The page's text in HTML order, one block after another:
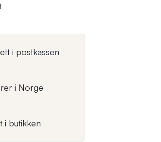
i postkassen
i Norge
i butikken